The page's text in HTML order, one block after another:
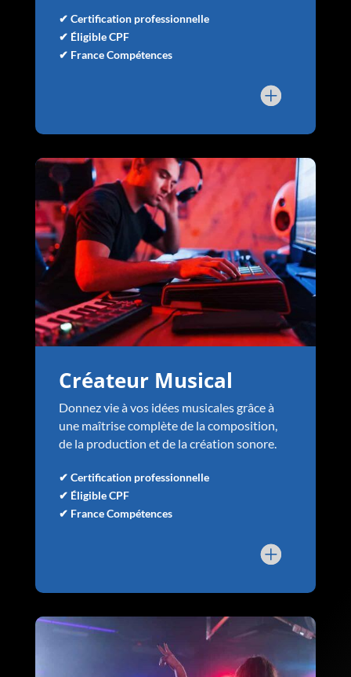
✔ Certification professionnelle
✔ Éligible CPF
✔ France Compétences
Créateur Musical
Donnez vie à vos idées musicales grâce à
une maîtrise complète de la composition,
de la production et de la création sonore.
✔ Certification professionnelle
✔ Éligible CPF
✔ France Compétences